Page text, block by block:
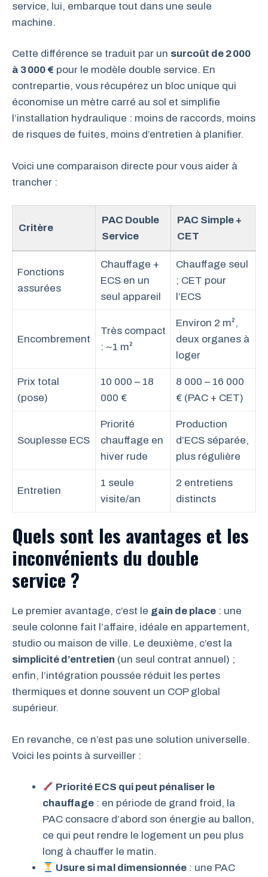
service, lui, embarque tout dans une seule
machine.
Cette différence se traduit par un surcoût de 2 000
à 3 000 € pour le modèle double service. En
contrepartie, vous récupérez un bloc unique qui
économise un mètre carré au sol et simplifie
l’installation hydraulique : moins de raccords, moins
de risques de fuites, moins d’entretien à planifier.
Voici une comparaison directe pour vous aider à
trancher :
Critère
PAC Double
Service
PAC Simple +
CET
Fonctions
assurées
Chauffage +
ECS en un
seul appareil
Chauffage seul
; CET pour
l’ECS
Encombrement
Très compact
: ~1 m²
Environ 2 m²,
deux organes à
loger
Prix total
(pose)
10 000 – 18
000 €
8 000 – 16 000
€ (PAC + CET)
Souplesse ECS
Priorité
chauffage en
hiver rude
Production
d’ECS séparée,
plus régulière
Entretien
1 seule
visite/an
2 entretiens
distincts
Quels sont les avantages et les
inconvénients du double
service ?
Le premier avantage, c’est le gain de place : une
seule colonne fait l’affaire, idéale en appartement,
studio ou maison de ville. Le deuxième, c’est la
simplicité d’entretien (un seul contrat annuel) ;
enfin, l’intégration poussée réduit les pertes
thermiques et donne souvent un COP global
supérieur.
En revanche, ce n’est pas une solution universelle.
Voici les points à surveiller :
Priorité ECS qui peut pénaliser le
chauffage : en période de grand froid, la
PAC consacre d’abord son énergie au ballon,
ce qui peut rendre le logement un peu plus
long à chauffer le matin.
Usure si mal dimensionnée : une PAC